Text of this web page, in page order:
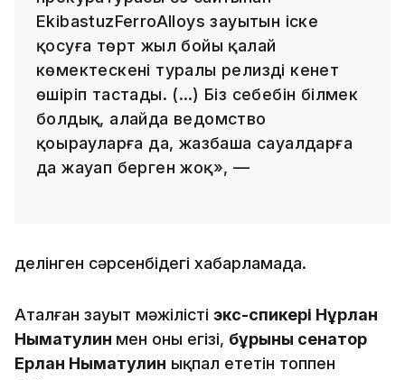
EkibastuzFerroAlloys зауытын іске
қосуға төрт жыл бойы қалай
көмектескені туралы релизді кенет
өшіріп тастады. (…) Біз себебін білмек
болдық, алайда ведомство
қоңырауларға да, жазбаша сауалдарға
да жауап берген жоқ», —
делінген сәрсенбідегі хабарламада.
Аталған зауыт мәжілістің экс-спикері Нұрлан
Нығматулин мен оның егізі, бұрынғы сенатор
Ерлан Нығматулин ықпал ететін топпен